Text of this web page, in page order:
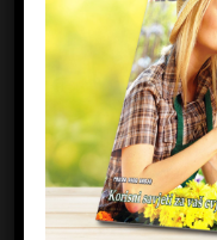
Email